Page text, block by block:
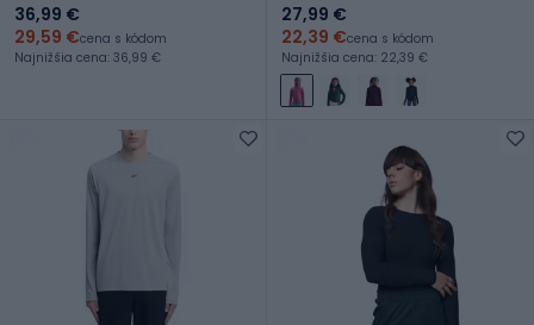
36,99 €
29,59 €cena s kódom
Najnižšia cena: 36,99 €
27,99 €
22,39 €cena s kódom
Najnižšia cena: 22,39 €